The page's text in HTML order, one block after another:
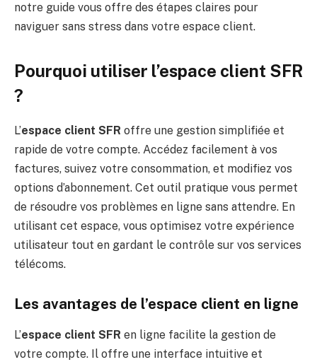
notre guide vous offre des étapes claires pour
naviguer sans stress dans votre espace client.
Pourquoi utiliser l’espace client SFR
?
L’espace client SFR offre une gestion simplifiée et
rapide de votre compte. Accédez facilement à vos
factures, suivez votre consommation, et modifiez vos
options d’abonnement. Cet outil pratique vous permet
de résoudre vos problèmes en ligne sans attendre. En
utilisant cet espace, vous optimisez votre expérience
utilisateur tout en gardant le contrôle sur vos services
télécoms.
Les avantages de l’espace client en ligne
L’espace client SFR en ligne facilite la gestion de
votre compte. Il offre une interface intuitive et